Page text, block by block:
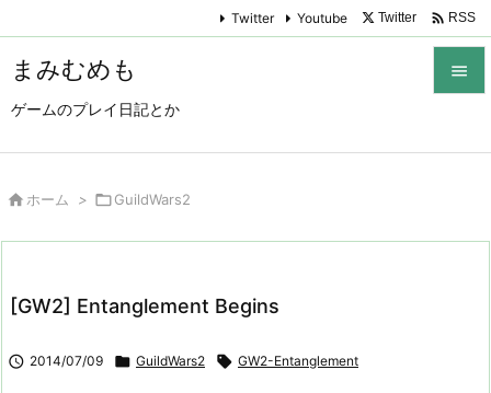
まみむめも
ゲームのプレイ日記とか

Twitter Youtube Twitter  RSS
 ホーム > GuildWars2
[GW2] Entanglement Begins
 2014/07/09  GuildWars2  GW2-Entanglement